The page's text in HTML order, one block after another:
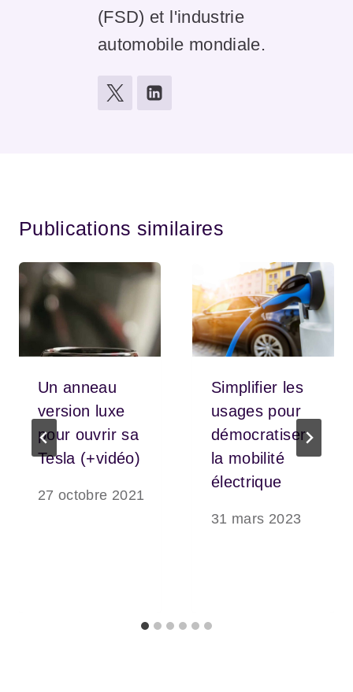
(FSD) et l'industrie
automobile mondiale.
Publications similaires
Un anneau
version luxe
pour ouvrir sa
Tesla (+vidéo)
27 octobre 2021
Simplifier les
usages pour
démocratiser
la mobilité
électrique
31 mars 2023